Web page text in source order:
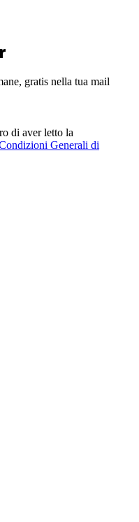
gratis nella tua mail
di aver letto la
Generali di